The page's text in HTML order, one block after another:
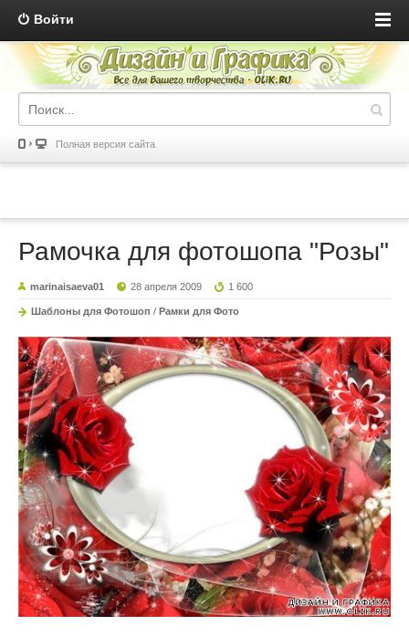
Войти
Полная версия сайта
Рамочка для фотошопа "Розы"
marinaisaeva01 28 апреля 2009 1 600
Шаблоны для Фотошоп / Рамки для Фото